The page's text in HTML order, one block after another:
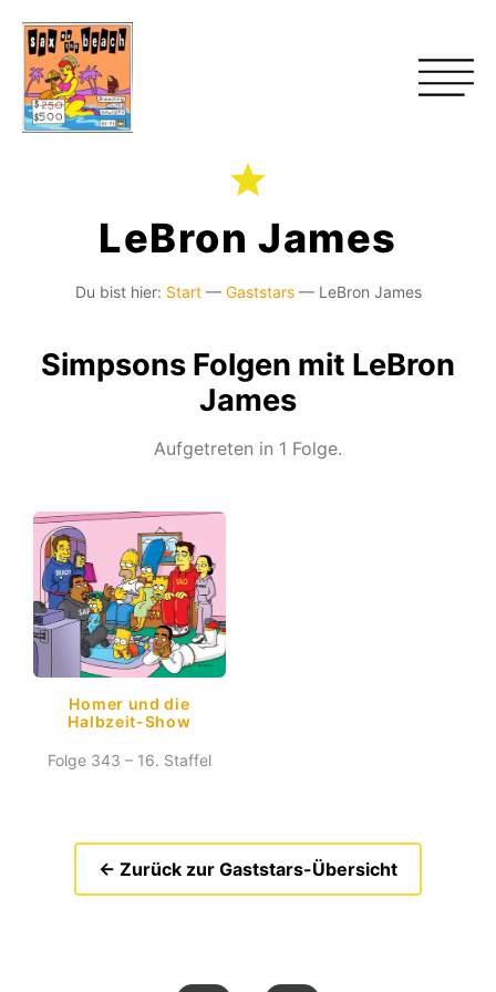
LeBron James
Du bist hier: Start— Gaststars— LeBron James
Simpsons Folgen mit LeBron
James
Aufgetreten in 1 Folge.
Homer und die
Halbzeit-Show
Folge 343 – 16. Staffel
← Zurück zur Gaststars-Übersicht